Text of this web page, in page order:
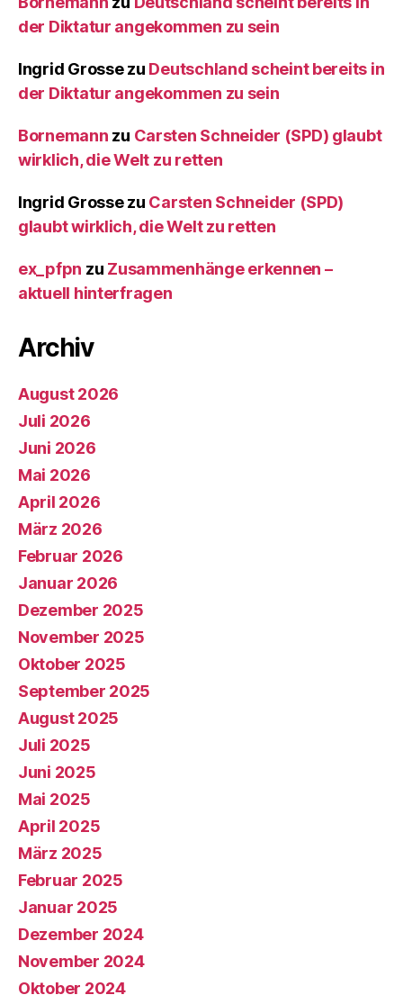
der Diktatur angekommen zu sein
Ingrid Grossezu Deutschland scheint bereits in
der Diktatur angekommen zu sein
Bornemann zu Carsten Schneider (SPD) glaubt
wirklich, die Welt zu retten
Ingrid Grossezu Carsten Schneider (SPD)
glaubt wirklich, die Welt zu retten
ex_pfpn zu Zusammenhänge erkennen –
aktuell hinterfragen
Archiv
August 2026
Juli 2026
Juni 2026
Mai 2026
April 2026
März 2026
Februar 2026
Januar 2026
Dezember 2025
November 2025
Oktober 2025
September 2025
August 2025
Juli 2025
Juni 2025
Mai 2025
April 2025
März 2025
Februar 2025
Januar 2025
Dezember 2024
November 2024
Oktober 2024